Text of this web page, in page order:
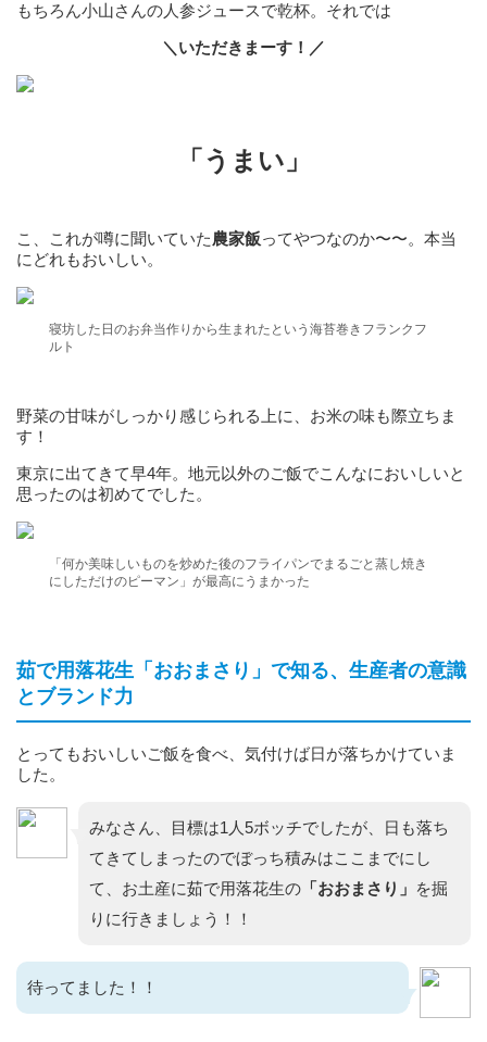
もちろん小山さんの人参ジュースで乾杯。それでは
＼いただきまーす！／
「うまい」
こ、これが噂に聞いていた農家飯ってやつなのか〜〜。本当
にどれもおいしい。
寝坊した日のお弁当作りから生まれたという海苔巻きフランクフ
ルト
野菜の甘味がしっかり感じられる上に、お米の味も際立ちま
す！
東京に出てきて早4年。地元以外のご飯でこんなにおいしいと
思ったのは初めてでした。
「何か美味しいものを炒めた後のフライパンでまるごと蒸し焼き
にしただけのピーマン」が最高にうまかった
茹で用落花生「おおまさり」で知る、生産者の意識
とブランド力
とってもおいしいご飯を食べ、気付けば日が落ちかけていま
した。
みなさん、目標は1人5ボッチでしたが、日も落ち
てきてしまったのでぼっち積みはここまでにし
て、お土産に茹で用落花生の 「おおまさり」 を掘
りに行きましょう！！
待ってました！！